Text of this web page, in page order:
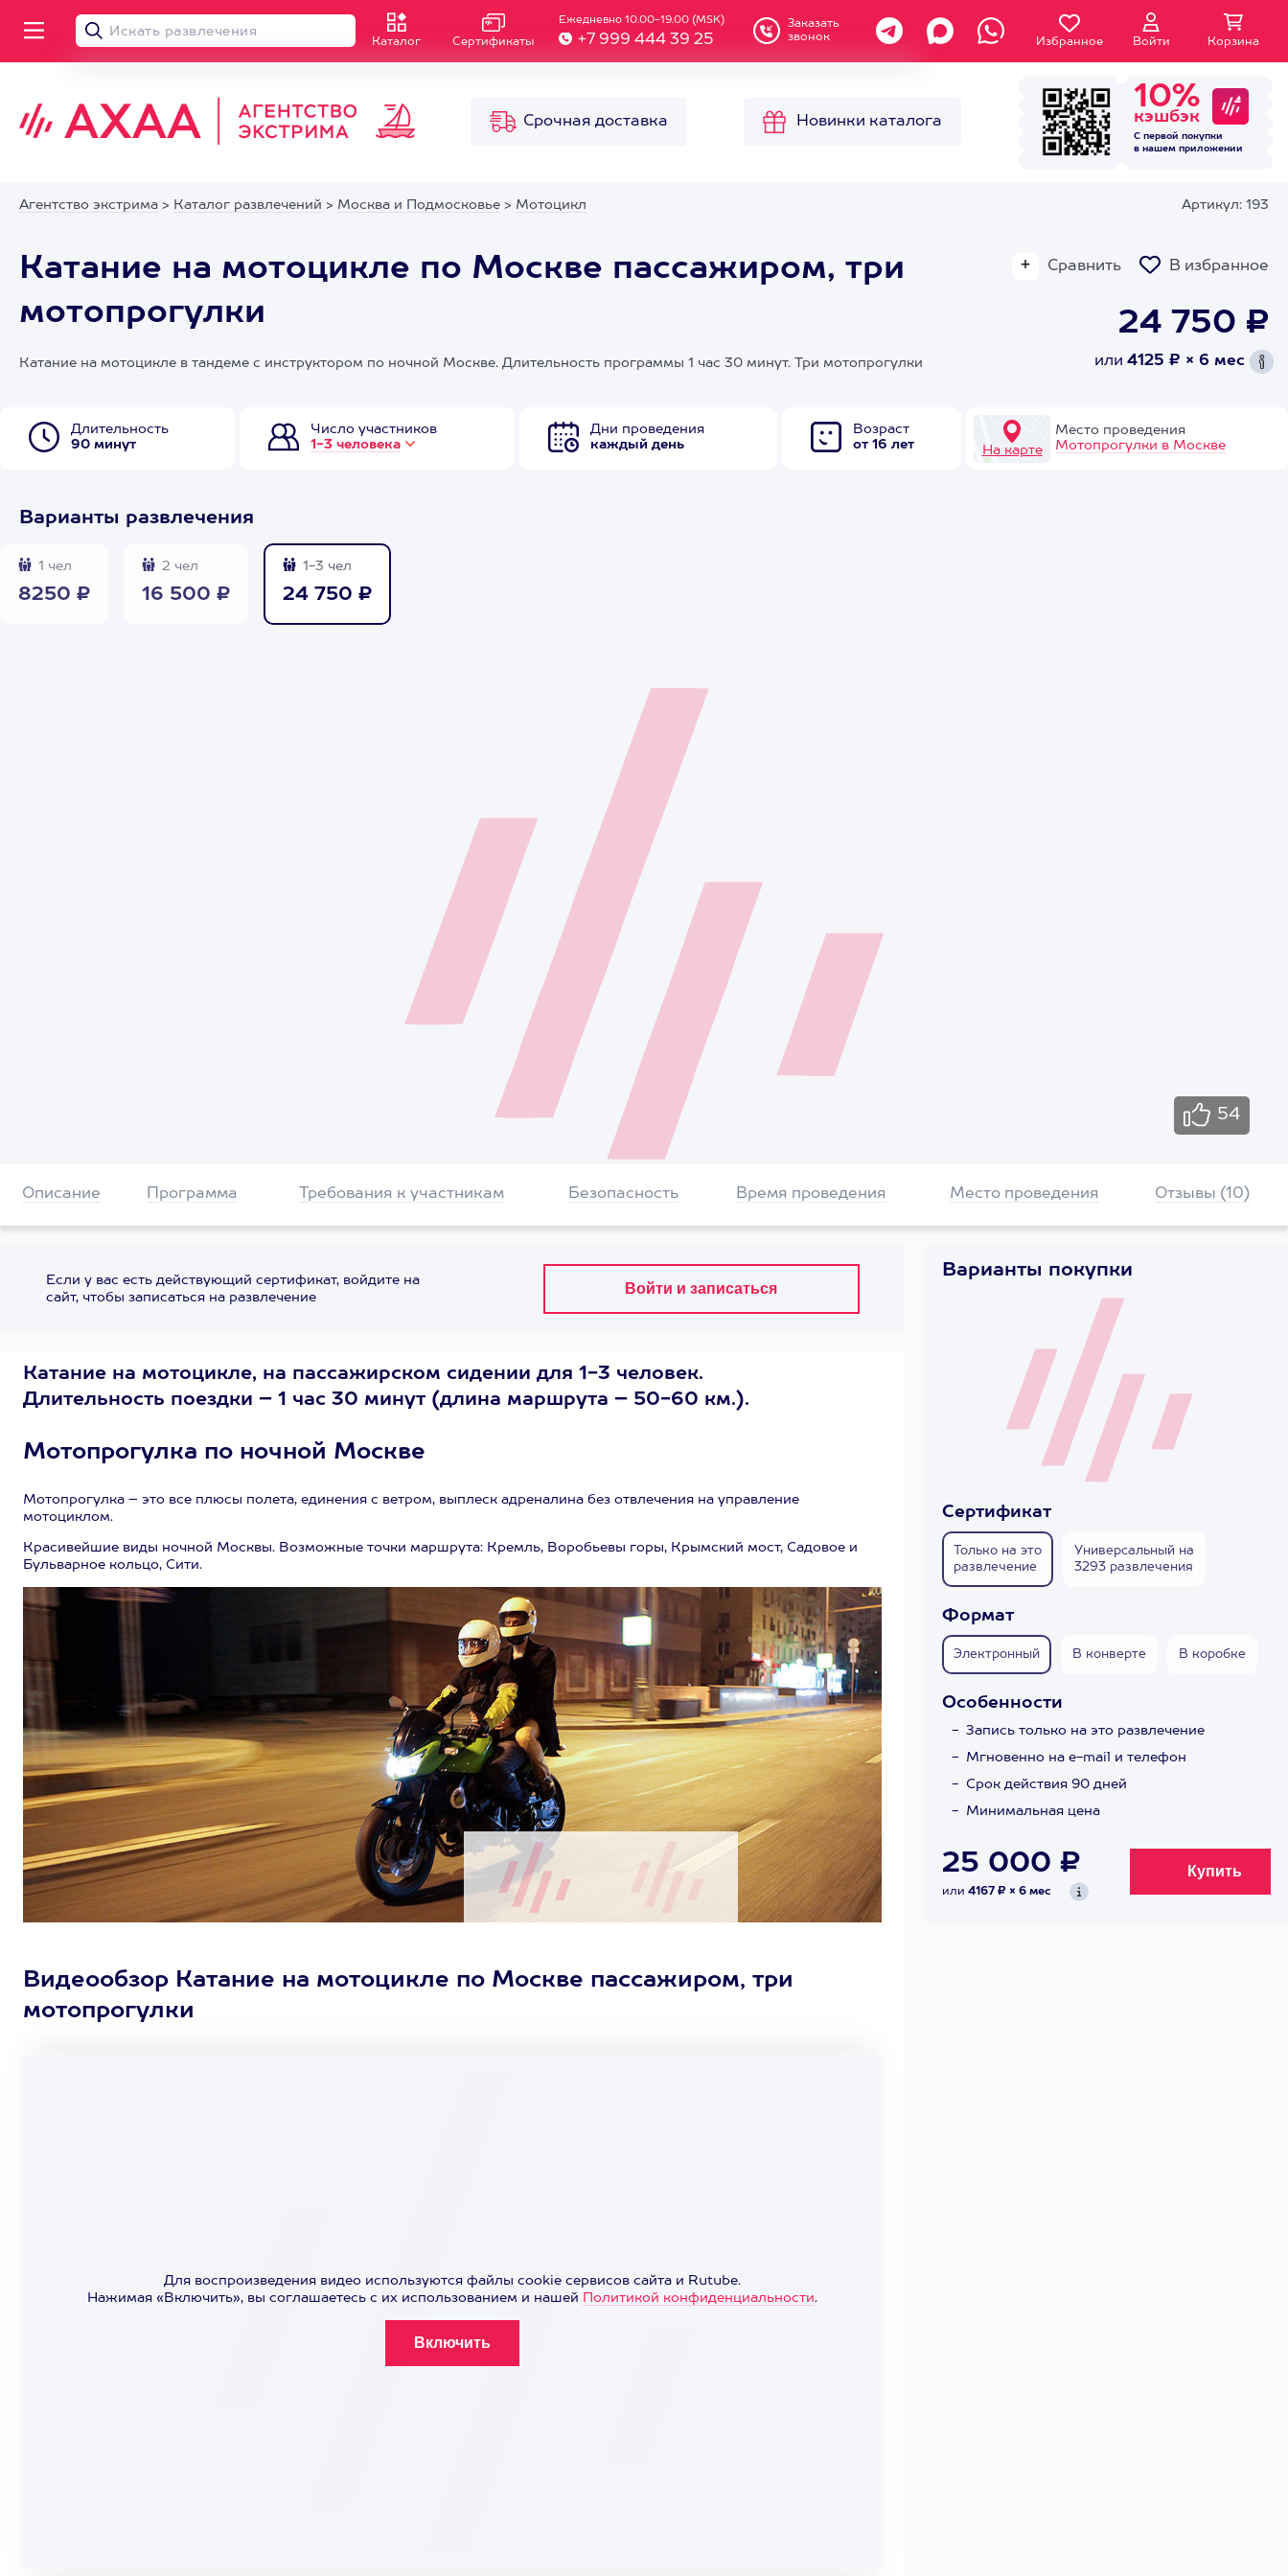
Каталог Сертификаты
Ежедневно 10.00-19.00 (MSK)
+7 999 444 39 25
Заказать
звонок
Избранное Войти Корзина
Срочная доставка Новинки каталога
10%
кэшбэк
С первой покупки
в нашем приложении
Агентство экстрима > Каталог развлечений > Москва и Подмосковье > Мотоцикл Артикул: 193
Катание на мотоцикле по Москве пассажиром, три
мотопрогулки
Сравнить В избранное
24 750 ₽
или 4125 ₽ × 6 мес
Катание на мотоцикле в тандеме с инструктором по ночной Москве. Длительность программы 1 час 30 минут. Три мотопрогулки
Длительность
90 минут
Число участников
1-3 человека
Дни проведения
каждый день
Возраст
от 16 лет
На карте
Место проведения
Мотопрогулки в Москве
Варианты развлечения
1 чел
8250 ₽
2 чел
16 500 ₽
1-3 чел
24 750 ₽
54
Описание Программа Требования к участникам Безопасность Время проведения Место проведения Отзывы (10)
Если у вас есть действующий сертификат, войдите на
сайт, чтобы записаться на развлечение
Катание на мотоцикле, на пассажирском сидении для 1-3 человек.
Длительность поездки – 1 час 30 минут (длина маршрута – 50-60 км.).
Мотопрогулка по ночной Москве
Мотопрогулка – это все плюсы полета, единения с ветром, выплеск адреналина без отвлечения на управление
мотоциклом.
Красивейшие виды ночной Москвы. Возможные точки маршрута: Кремль, Воробьевы горы, Крымский мост, Садовое и
Бульварное кольцо, Сити.
Видеообзор Катание на мотоцикле по Москве пассажиром, три
мотопрогулки
Для воспроизведения видео используются файлы cookie сервисов сайта и Rutube.
Нажимая «Включить», вы соглашаетесь с их использованием и нашей Политикой конфиденциальности.
Варианты покупки
Сертификат
Только на это
развлечение
Универсальный на
3293 развлечения
Формат
Электронный В конверте В коробке
Особенности
Запись только на это развлечение
Мгновенно на e-mail и телефон
Срок действия 90 дней
Минимальная цена
25 000 ₽
или 4167 ₽ × 6 мес